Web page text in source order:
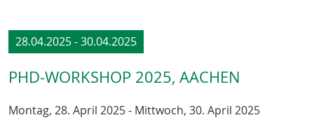
28.04.2025 - 30.04.2025
PHD-WORKSHOP 2025, AACHEN
Montag, 28. April 2025 - Mittwoch, 30. April 2025